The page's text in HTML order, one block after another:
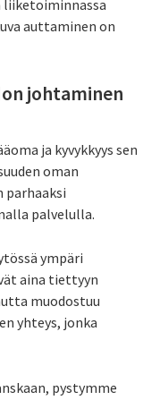
liiketoiminnassa
auttaminen on
johtaminen
ja kyvykkyys sen
oman
parhaaksi
palvelulla.
ympäri
aina tiettyyn
muodostuu
yhteys, jonka
pystymme